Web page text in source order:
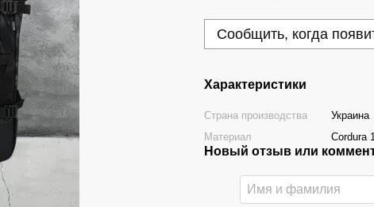
Сообщить, когда
Характеристики
Страна производства
Украина
Материал
Cordura
Новый отзыв или